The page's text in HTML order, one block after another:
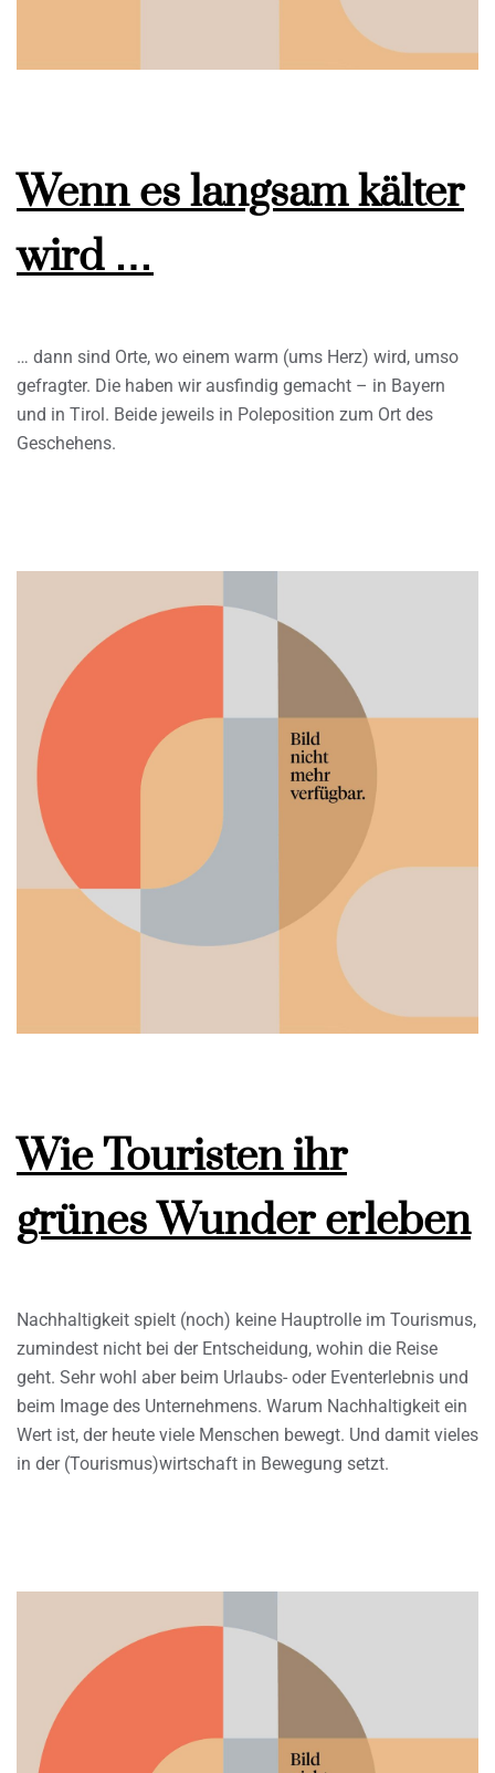
Wenn es langsam kälter
wird …
… dann sind Orte, wo einem warm (ums Herz) wird, umso
gefragter. Die haben wir ausfindig gemacht – in Bayern
und in Tirol. Beide jeweils in Poleposition zum Ort des
Geschehens.
Wie Touristen ihr
grünes Wunder erleben
Nachhaltigkeit spielt (noch) keine Hauptrolle im Tourismus,
zumindest nicht bei der Entscheidung, wohin die Reise
geht. Sehr wohl aber beim Urlaubs- oder Eventerlebnis und
beim Image des Unternehmens. Warum Nachhaltigkeit ein
Wert ist, der heute viele Menschen bewegt. Und damit vieles
in der (Tourismus)wirtschaft in Bewegung setzt.